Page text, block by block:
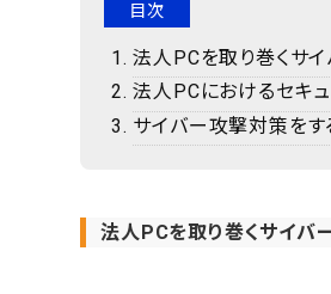
目次
法人PCを取り巻くサ
法人PCにおけるセキ
サイバー攻撃対策をす
法人PCを取り巻くサイバ